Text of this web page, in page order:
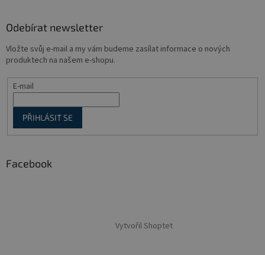
Odebírat newsletter
Vložte svůj e-mail a my vám budeme zasílat informace o nových
produktech na našem e-shopu.
E-mail
PŘIHLÁSIT SE
Facebook
Vytvořil Shoptet